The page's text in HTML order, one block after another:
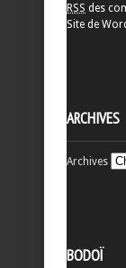
RSS des
Site de
ARCHIVES
Archives
BODOÏ